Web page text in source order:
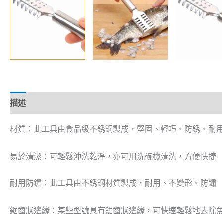
描述
材質：此工具由食品級不銹鋼製成，堅固、輕巧、防銹、耐
易於清潔：可輕鬆沖洗乾淨，亦可用洗碗機清洗，方便快捷
耐用防鏽：此工具由不銹鋼材質製成，耐用、不變形、防鏽
鋸齒狀邊緣：某些型號具有鋸齒狀邊緣，可快速輕鬆地去除